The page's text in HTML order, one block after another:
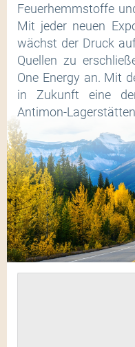
Feuerhemmstoffe
Mit jeder neuen
wächst der Druck
Quellen zu
One Energy an. Mit
in Zukunft eine
Antimon-